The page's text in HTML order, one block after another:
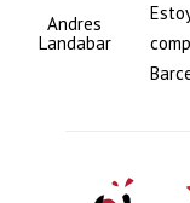
Andres
Landabar